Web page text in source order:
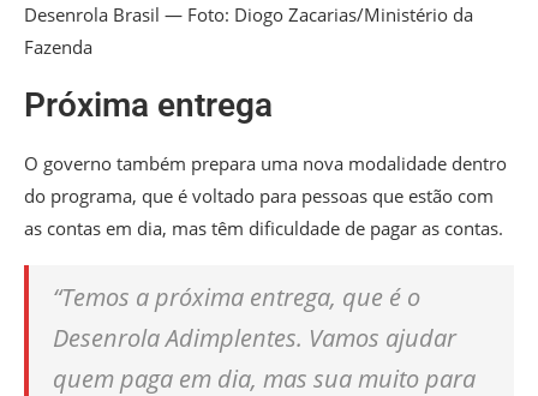
Desenrola Brasil — Foto: Diogo Zacarias/Ministério da
Fazenda
Próxima entrega
O governo também prepara uma nova modalidade dentro
do programa, que é voltado para pessoas que estão com
as contas em dia, mas têm dificuldade de pagar as contas.
“Temos a próxima entrega, que é o
Desenrola Adimplentes. Vamos ajudar
quem paga em dia, mas sua muito para